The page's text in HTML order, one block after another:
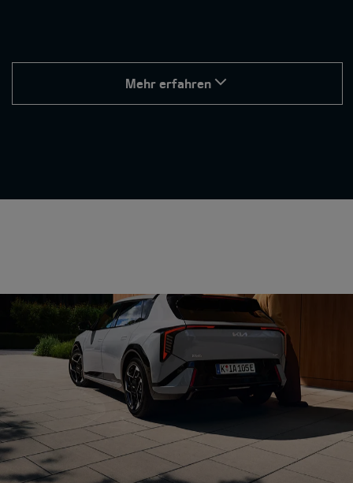
Mehr erfahren
Fahrassistenten
Parkassistenten